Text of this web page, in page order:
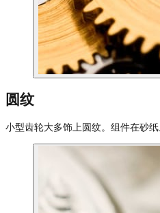
圆纹
小型齿轮大多饰上圆纹。组件在砂纸